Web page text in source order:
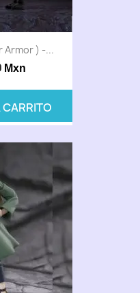
Armor ) -...
Mxn